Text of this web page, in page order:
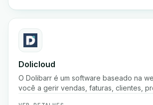
Dolicloud
O Dolibarr é um software baseado na
você a gerir vendas, faturas, clientes,